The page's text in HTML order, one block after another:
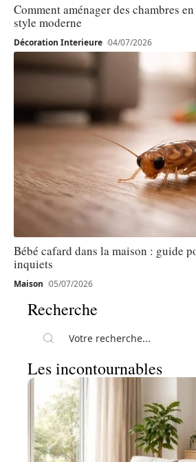
Comment aménager des chambres
style moderne
Décoration Interieure 04/07/2026
Bébé cafard dans la maison : guide
inquiets
Maison 05/07/2026
Recherche
Les incontournables